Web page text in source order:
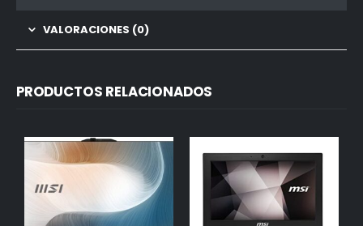
VALORACIONES (0)
PRODUCTOS RELACIONADOS